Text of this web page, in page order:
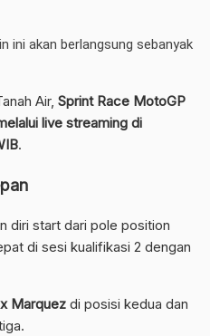
ini akan berlangsung sebanyak
Air, Sprint Race MotoGP
live streaming di
.
diri start dari pole position
di sesi kualifikasi 2 dengan
Marquez di posisi kedua dan